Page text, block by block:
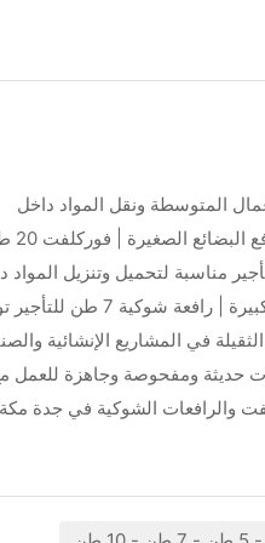
| فوركلفت 5 طن للإيجار مناسب للأعمال المتوسطة ونقل المواد داخل
المستودعات بكفاءة | رافعة
جدًا في الموانئ والمصانع والمشاريع الضخمة | رافعة شوكية 3 طن للتأجير مناسبة لتحميل وتنزيل
المصانع والمخازن | فوركلفت 10 طن للإيجار مناسب للمصانع وساحات التخزين والمشاريع الكبيرة | رافعة
شوكية 15 طن للتأجير لرفع الأحمال الثقيلة في المشاريع الإنشائية
معدات حديثة ومفحوصة وجاهزة للعمل
والرافعات الشوكية في جدة مكة